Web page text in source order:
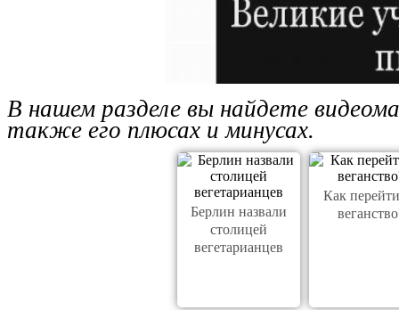
В нашем разделе вы найдете
также его плюсах и минусах.
Берлин назвали
столицей
вегетарианцев
Как